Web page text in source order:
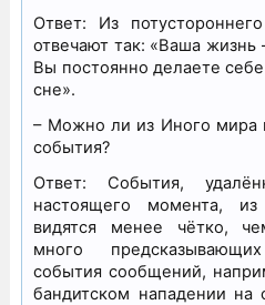
Ответ: Из
отвечают так: «Ваша
Вы постоянно делаете
сне».
– Можно ли из Иного мира
события?
Ответ: События,
настоящего момента, из
видятся менее чётко,
много
события сообщений,
бандитском нападении на